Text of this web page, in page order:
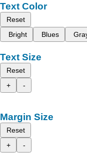
Text Color
Reset
Bright
Blues
Text Size
Reset
+
-
Margin Size
Reset
+
-